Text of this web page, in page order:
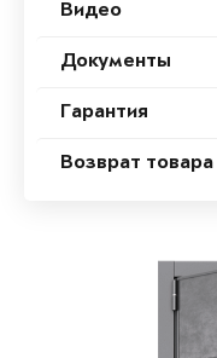
Видео
Документы
Гарантия
Возврат товара